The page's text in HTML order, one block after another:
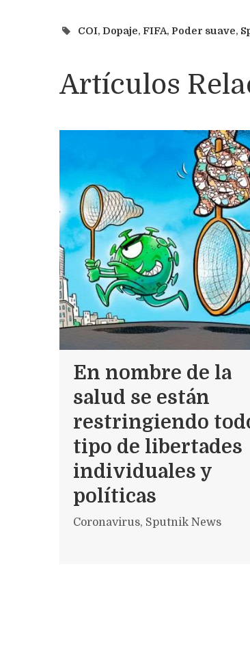
COI,Dopaje, FIFA,Poder suave,
Artículos
En nombre de la
salud se están
restringiendo
tipo de libertades
individuales y
políticas
Coronavirus, Sputnik News